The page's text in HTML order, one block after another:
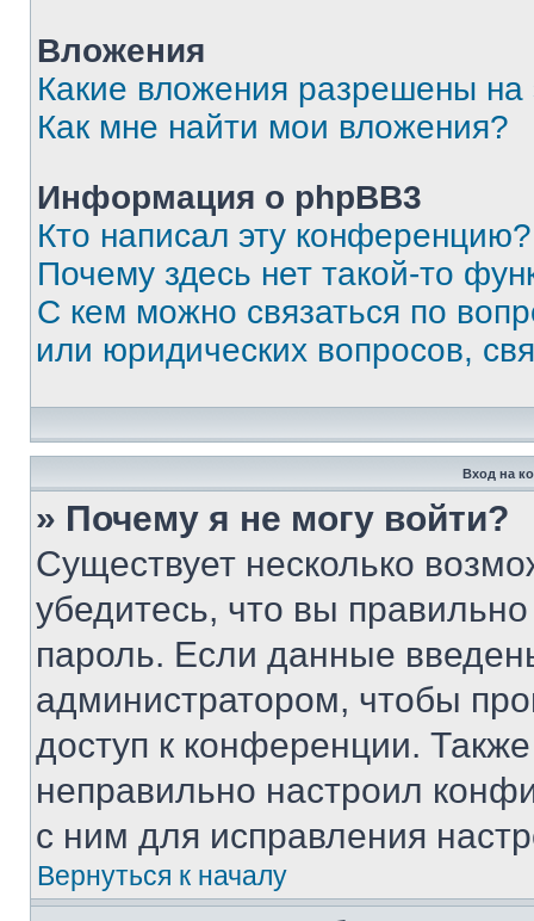
Вложения
Какие вложения разрешены
Как мне найти мои вложения?
Информация о phpBB3
Кто написал эту конференцию?
Почему здесь нет такой-то
С кем можно связаться по
или юридических вопросов,
Вход на
» Почему я не могу войти?
Существует несколько
убедитесь, что вы
пароль. Если данные
администратором, чтобы
доступ к конференции.
неправильно настроил
с ним для исправления
Вернуться к началу